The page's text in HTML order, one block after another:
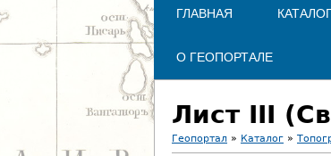
ГЛАВНАЯ
О ГЕОПОРТАЛЕ
Лист III
Геопортал » Каталог »